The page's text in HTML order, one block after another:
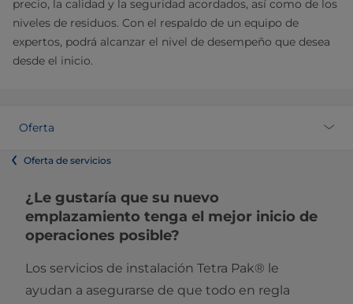
precio, la calidad y la seguridad acordados, así como de los
niveles de residuos. Con el respaldo de un equipo de
expertos, podrá alcanzar el nivel de desempeño que desea
desde el inicio.
Oferta
Oferta de servicios
¿Le gustaría que su nuevo
emplazamiento tenga el mejor inicio de
operaciones posible?
Los servicios de instalación Tetra Pak® le
ayudan a asegurarse de que todo en regla